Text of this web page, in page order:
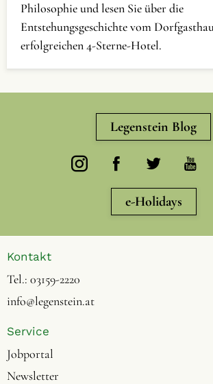
Philosophie und lesen Sie über die
Entstehungsgeschichte vom
erfolgreichen 4-Sterne-Hotel.
Legenstein Blog
e-Holidays
Kontakt
Tel.: 03159-2220
info@legenstein.at
Service
Jobportal
Newsletter